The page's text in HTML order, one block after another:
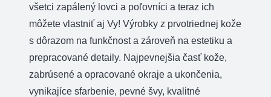
všetci zapálený lovci a poľovníci a teraz ich
môžete vlastniť aj Vy! Výrobky z prvotriednej kože
s dôrazom na funkčnost a zároveň na estetiku a
prepracované detaily. Najpevnejšia časť kože,
zabrúsené a opracované okraje a ukončenia,
vynikajíce sfarbenie, pevné švy, kvalitné